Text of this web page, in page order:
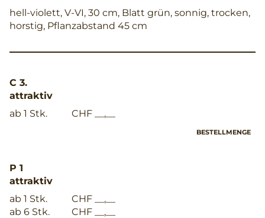
hell-violett, V-VI, 30 cm, Blatt grün, sonnig, trocken,
horstig, Pflanzabstand 45 cm
C 3.
attraktiv
ab 1 Stk.
CHF __,__
BESTELLMENGE
P 1
attraktiv
ab 1 Stk.
CHF __,__
ab 6 Stk.
CHF __,__